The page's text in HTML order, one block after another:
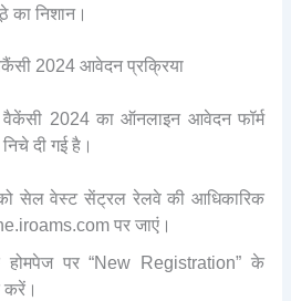
का निशान।
2024 आवेदन प्रक्रिया
2024 का ऑनलाइन आवेदन फॉर्म
दी गई है।
सेल वेस्ट सेंट्रल रेलवे की आधिकारिक
पर जाएं।
पर “New Registration” के
करें।